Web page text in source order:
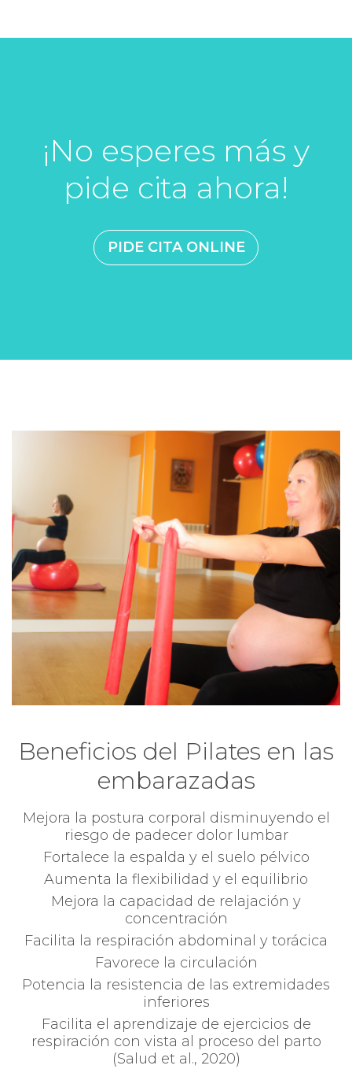
¡No esperes más y
pide cita ahora!
PIDE CITA ONLINE
Beneficios del Pilates en las
embarazadas
Mejora la postura corporal disminuyendo el
riesgo de padecer dolor lumbar
Fortalece la espalda y el suelo pélvico
Aumenta la flexibilidad y el equilibrio
Mejora la capacidad de relajación y
concentración
Facilita la respiración abdominal y torácica
Favorece la circulación
Potencia la resistencia de las extremidades
inferiores
Facilita el aprendizaje de ejercicios de
respiración con vista al proceso del parto
(Salud et al., 2020)